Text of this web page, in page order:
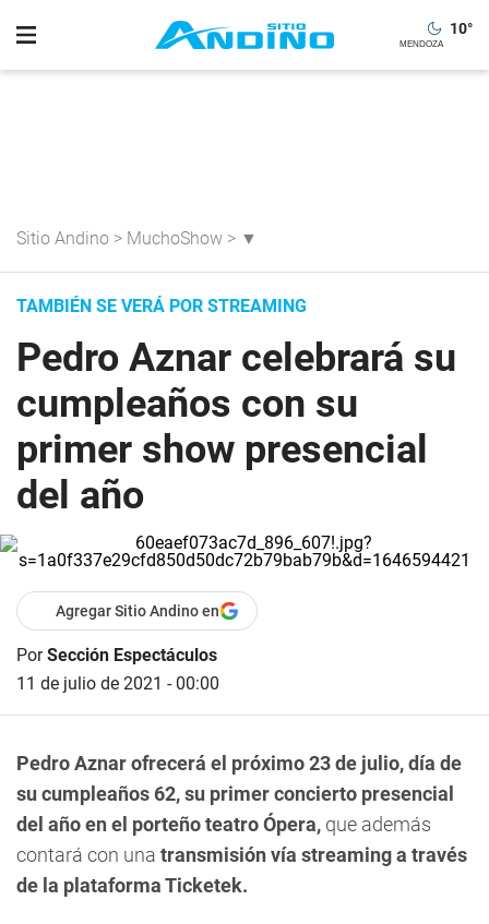
10°
Sitio Andino > MuchoShow > ▼
TAMBIÉN SE VERÁ POR STREAMING
Pedro Aznar celebrará su
cumpleaños con su
primer show presencial
del año
Agregar Sitio Andino en
PorSección Espectáculos
11 de julio de 2021 - 00:00
Pedro Aznar ofrecerá el próximo 23 de julio, día de
su cumpleaños 62, su primer concierto presencial
del año en el porteño teatro Ópera, que además
contará con una transmisión vía streaming a través
de la plataforma Ticketek.